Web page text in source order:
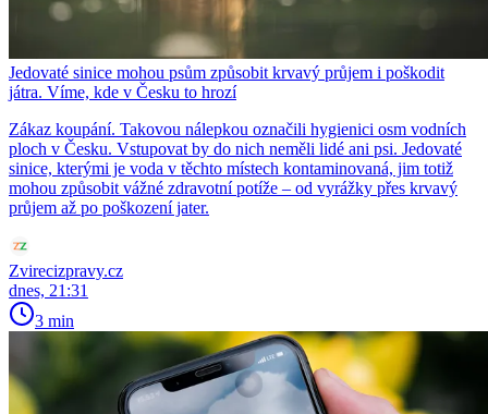
Jedovaté sinice mohou psům způsobit krvavý průjem i poškodit
játra. Víme, kde v Česku to hrozí
Zákaz koupání. Takovou nálepkou označili hygienici osm vodních
ploch v Česku. Vstupovat by do nich neměli lidé ani psi. Jedovaté
sinice, kterými je voda v těchto místech kontaminovaná, jim totiž
mohou způsobit vážné zdravotní potíže – od vyrážky přes krvavý
průjem až po poškození jater.
Zvirecizpravy.cz
dnes, 21:31
3 min